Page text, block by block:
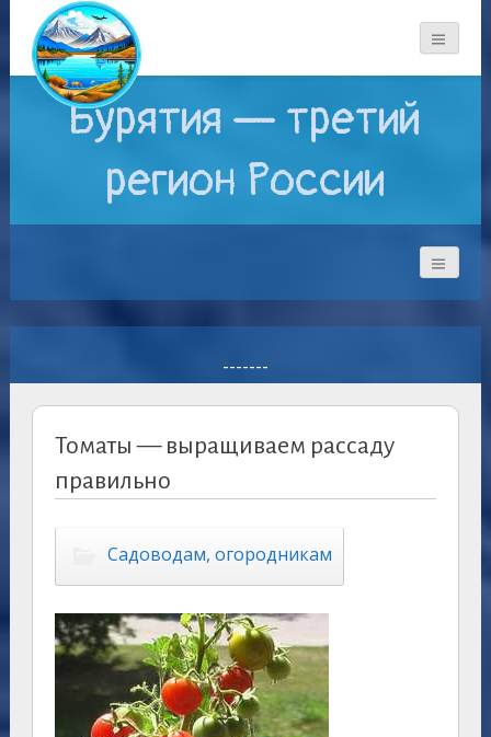
Бурятия — третий
регион России
-------
Томаты — выращиваем рассаду
правильно
Садоводам, огородникам